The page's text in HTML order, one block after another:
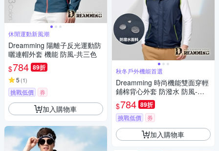
休閒運動新風潮
Dreamming 陽離子反光運動防
曬連帽外套 機能 防風-共三色
$784 89折
5 (1)
挑戰低價 券
加入購物車
秋冬戶外機能首選
Dreamming 時尚機能雙面穿輕
鋪棉背心外套 防潑水 防風-深
藍/果綠
$784 89折
挑戰低價 券
加入購物車